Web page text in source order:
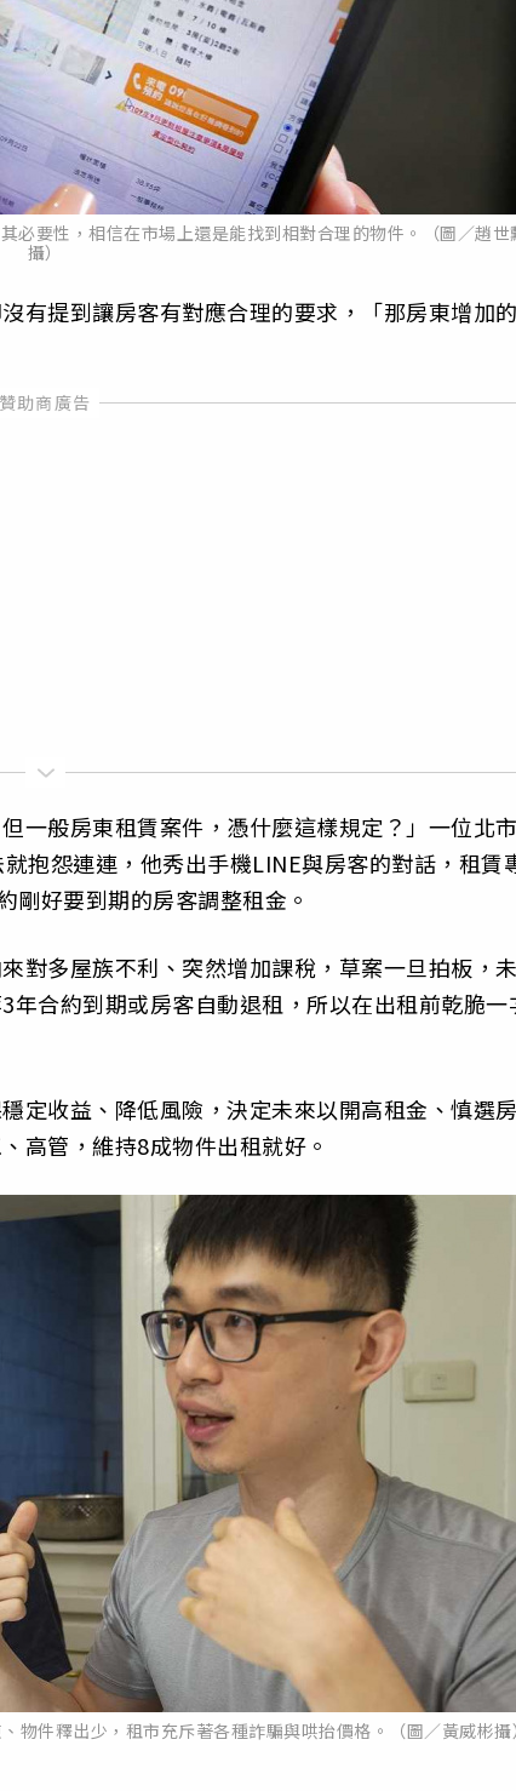
必要性，相信在市場上還是能找到相對合理的物件。（圖／趙世
攝）
有提到讓房客有對應合理的要求，「那房東增加
一般房東租賃案件，憑什麼這樣規定？」一位北
抱怨連連，他秀出手機LINE與房客的對話，租賃
剛好要到期的房客調整租金。
對多屋族不利、突然增加課稅，草案一旦拍板，
合約到期或房客自動退租，所以在出租前乾脆一
定收益、降低風險，決定未來以開高租金、慎選
高管，維持8成物件出租就好。
物件釋出少，租市充斥著各種詐騙與哄抬價格。（圖／黃威彬攝